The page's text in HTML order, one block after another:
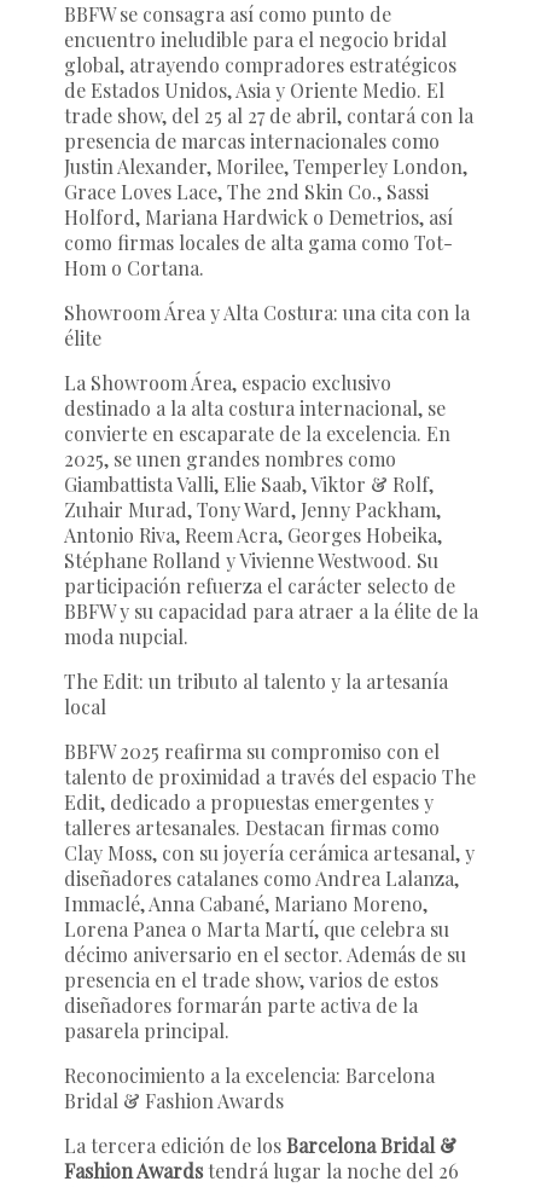
BBFW se consagra así como punto de
encuentro ineludible para el negocio bridal
global, atrayendo compradores estratégicos
de Estados Unidos, Asia y Oriente Medio. El
trade show, del 25 al 27 de abril, contará con la
presencia de marcas internacionales como
Justin Alexander, Morilee,Temperley London,
Grace Loves Lace,The 2nd Skin Co., Sassi
Holford, Mariana Hardwicko Demetrios, así
como firmas locales de alta gama como Tot-
Hom o Cortana.
Showroom Área y Alta Costura: una cita con la
élite
La Showroom Área, espacio exclusivo
destinado a la alta costura internacional, se
convierte en escaparate de la excelencia. En
2025, se unen grandes nombres como
Giambattista Valli, Elie Saab,Viktor & Rolf,
Zuhair Murad,Tony Ward, Jenny Packham,
Antonio Riva, Reem Acra, Georges Hobeika,
Stéphane Rolland yVivienne Westwood. Su
participación refuerza el carácter selecto de
BBFW y su capacidad para atraer a la élite de la
moda nupcial.
The Edit: un tributo al talento y la artesanía
local
BBFW 2025 reafirma su compromiso con el
talento de proximidad a través del espacio The
Edit, dedicado a propuestas emergentes y
talleres artesanales. Destacan firmas como
Clay Moss, con su joyería cerámica artesanal, y
diseñadores catalanes como Andrea Lalanza,
Immaclé,Anna Cabané, Mariano Moreno,
Lorena Panea o Marta Martí, que celebra su
décimo aniversario en el sector. Además de su
presencia en el trade show, varios de estos
diseñadores formarán parte activa de la
pasarela principal.
Reconocimiento a la excelencia: Barcelona
Bridal & Fashion Awards
La tercera edición de losBarcelona Bridal &
Fashion Awardstendrá lugar la noche del 26